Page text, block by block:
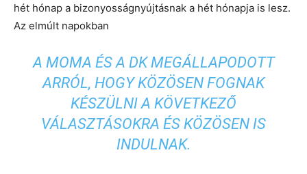
hét hónap a bizonyosságnyújtásnak a hét hónapja is lesz.
Az elmúlt napokban
A MOMA ÉS A DK MEGÁLLAPODOTT
ARRÓL, HOGY KÖZÖSEN FOGNAK
KÉSZÜLNI A KÖVETKEZŐ
VÁLASZTÁSOKRA ÉS KÖZÖSEN IS
INDULNAK.